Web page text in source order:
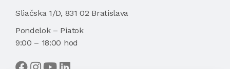
Sliačska 1/D, 831 02 Bratislava
Pondelok – Piatok
9:00 – 18:00 hod